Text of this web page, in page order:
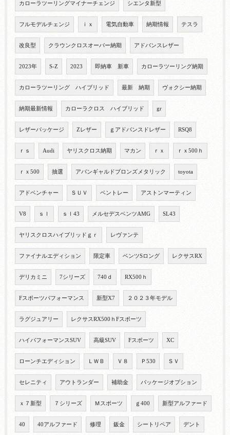
カローラツーリングマイナーチェンジ シエンタ新型
フルモデルチェンジ ｉｘ 電気自動車 納期情報 テスラ
改良型 クラウンクロスオーバー納期 アドバンスレザー
2023年 S-Z 2023 即納車 新車 カローラツーリング納期
カローラツーリング ハイブリッド 最新 納期 ヴォクシー納期
納期最新情報 カローラクロス ハイブリッド gr
レザーパッケージ Zレザー ｇアドバンスドレザー RSQ8
ｒｓ Audi ヤリスクロス納期 マカン ｒｘ ｒｘ500ｈ
ｒｘ500 抽選 アバンギャルドブロンズメタリック toyota
アドベンチャー ＳＵＶ ベントレー アストンマーティン
V8 ｓｌ ｓｌ43 メルセデスベンツAMG SL43
ヤリスクロスハイブリッドｇｒ レヴァンテ
ファイナルエディション 限定車 ベンツSロング レクサスRX
デリカミニ 7シリーズ 740ｄ RX500ｈ
Fスポーツパフォーマンス 新型X7 ２０２３年モデル
ラグジュアリー レクサスRX500ｈFスポーツ
ハイパフォーマンスSUV 高級SUV Fスポーツ XC
ローンチエディション ＬＷＢ Ｖ８ Ｐ530 ＳＶ
セレニティ アウトランダー 補助金 パッケージオプション
ｘ７新型 ７シリーズ Ｍスポーツ ｇ400 新型アルファード
40 40アルファード 修理 鈑金 シートリペア デント